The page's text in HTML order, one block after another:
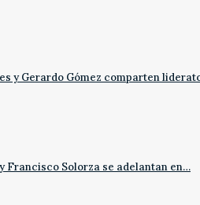
y Gerardo Gómez comparten
Francisco Solorza se adelantan en…